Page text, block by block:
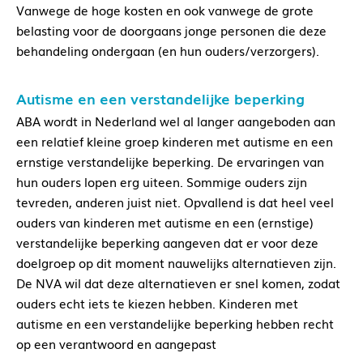
Vanwege de hoge kosten en ook vanwege de grote
belasting voor de doorgaans jonge personen die deze
behandeling ondergaan (en hun ouders/verzorgers).
Autisme en een verstandelijke beperking
ABA wordt in Nederland wel al langer aangeboden aan
een relatief kleine groep kinderen met autisme en een
ernstige verstandelijke beperking. De ervaringen van
hun ouders lopen erg uiteen. Sommige ouders zijn
tevreden, anderen juist niet. Opvallend is dat heel veel
ouders van kinderen met autisme en een (ernstige)
verstandelijke beperking aangeven dat er voor deze
doelgroep op dit moment nauwelijks alternatieven zijn.
De NVA wil dat deze alternatieven er snel komen, zodat
ouders echt iets te kiezen hebben. Kinderen met
autisme en een verstandelijke beperking hebben recht
op een verantwoord en aangepast